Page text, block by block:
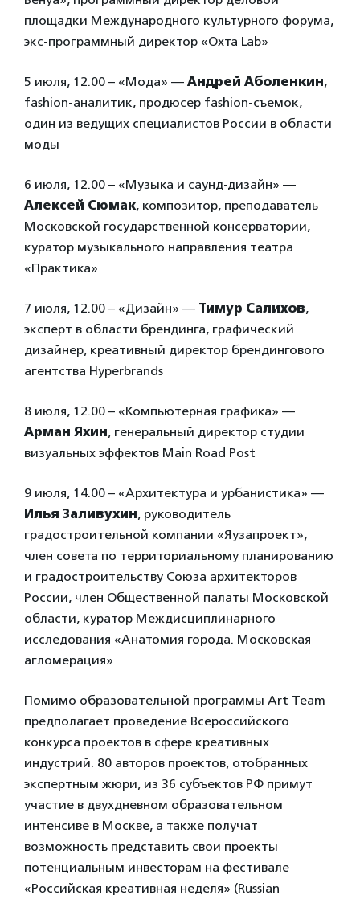
площадки Международного культурного форума,
экс-программный директор «Охта Lab»
5 июля, 12.00 – «Мода» — Андрей Аболенкин,
fashion-аналитик, продюсер fashion-съемок,
один из ведущих специалистов России в области
моды
6 июля, 12.00 – «Музыка и саунд-дизайн» —
Алексей Сюмак, композитор, преподаватель
Московской государственной консерватории,
куратор музыкального направления театра
«Практика»
7 июля, 12.00 – «Дизайн» — Тимур Салихов,
эксперт в области брендинга, графический
дизайнер, креативный директор брендингового
агентства Hyperbrands
8 июля, 12.00 – «Компьютерная графика» —
Арман Яхин, генеральный директор студии
визуальных эффектов Main Road Post
9 июля, 14.00 – «Архитектура и урбанистика» —
Илья Заливухин, руководитель
градостроительной компании «Яузапроект»,
член совета по территориальному планированию
и градостроительству Союза архитекторов
России, член Общественной палаты Московской
области, куратор Междисциплинарного
исследования «Анатомия города. Московская
агломерация»
Помимо образовательной программы Art Team
предполагает проведение Всероссийского
конкурса проектов в сфере креативных
индустрий. 80 авторов проектов, отобранных
экспертным жюри, из 36 субъектов РФ примут
участие в двухдневном образовательном
интенсиве в Москве, а также получат
возможность представить свои проекты
потенциальным инвесторам на фестивале
«Российская креативная неделя» (Russian